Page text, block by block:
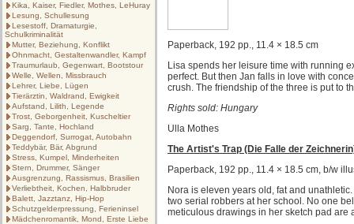
Kika, Kaiser, Fiedler, Mothes, LeHuray
Lesung, Schullesung
Lesestoff, Dramaturgie,
Schulkriminalität
Mutter, Beziehung, Konflikt
Ohnmacht, Gestaltenwandler, Kampf
Traumurlaub, Gegenwart, Bootstour
Welle, Wellen, Missbrauch
Lehrer, Liebe, Lügen
Tierärztin, Waldrand, Ewigkeit
Aufstand, Lilith, Legende
Trost, Geborgenheit, Kuscheltier
Sarg, Tante, Hochland
Deggendorf, Surrogat, Autobahn
Teddybär, Bär, Abgrund
Stress, Kumpel, Minderheiten
Stern, Drummer, Sänger
Ausgrenzung, Rassismus, Brasilien
Verliebtheit, Kochen, Halbbruder
Balett, Jazztanz, Hip-Hop
Schutzgelderpressung, Ferieninsel
Mädchenromantik, Mond, Erste Liebe
Paperback, 192 pp., 11.4 × 18.5 cm
Lisa spends her leisure time with running
perfect. But then Jan falls in love with
crush. The friendship of the three is put to
Rights sold: Hungary
Ulla Mothes
The Artist's Trap (Die Falle der
Paperback, 192 pp., 11.4 × 18.5 cm, b/w
Nora is eleven years old, fat and
two serial robbers at her school. No one
meticulous drawings in her sketch pad are